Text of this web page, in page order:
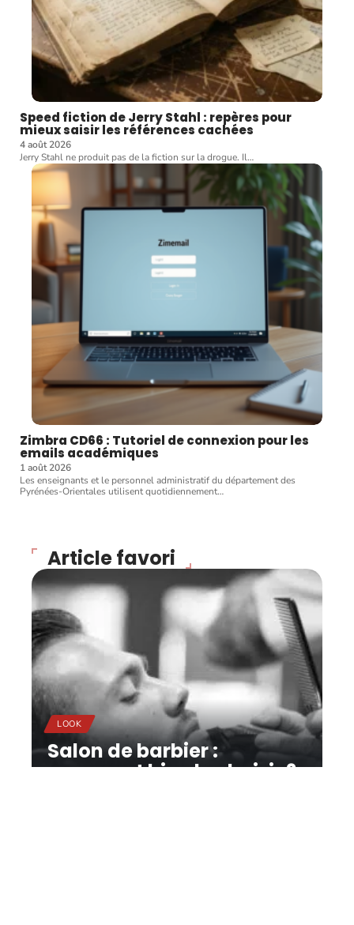
Speed fiction de Jerry Stahl : repères pour
mieux saisir les références cachées
4 août 2026
Jerry Stahl ne produit pas de la fiction sur la drogue. Il…
Zimbra CD66 : Tutoriel de connexion pour les
emails académiques
1 août 2026
Les enseignants et le personnel administratif du département des
Pyrénées-Orientales utilisent quotidiennement…
Article favori
LOOK
Salon de barbier :
comment bien le choisir ?